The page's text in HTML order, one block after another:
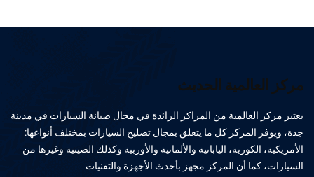
مركز العالمية الحديث
يعتبر مركز العالمية من المراكز الرائدة في مجال صيانة السيارات في مدينة
جدة، ويوفر المركز كل ما يتعلق بمجال تصليح السيارات بمختلف أنواعها:
الأمريكية، الكورية، اليابانية والألمانية والأوربية وكذلك الصينية وغيرها من
السيارات، كما أن المركز مجهز بأحدث الأجهزة والتقنيات